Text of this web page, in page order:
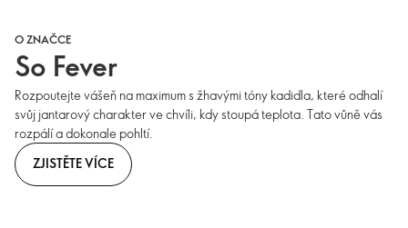
O ZNAČCE
So Fever
Rozpoutejte vášeň na maximum s žhavými tóny kadidla, které odhalí
svůj jantarový charakter ve chvíli, kdy stoupá teplota. Tato vůně vás
rozpálí a dokonale pohltí.
ZJISTĚTE VÍCE